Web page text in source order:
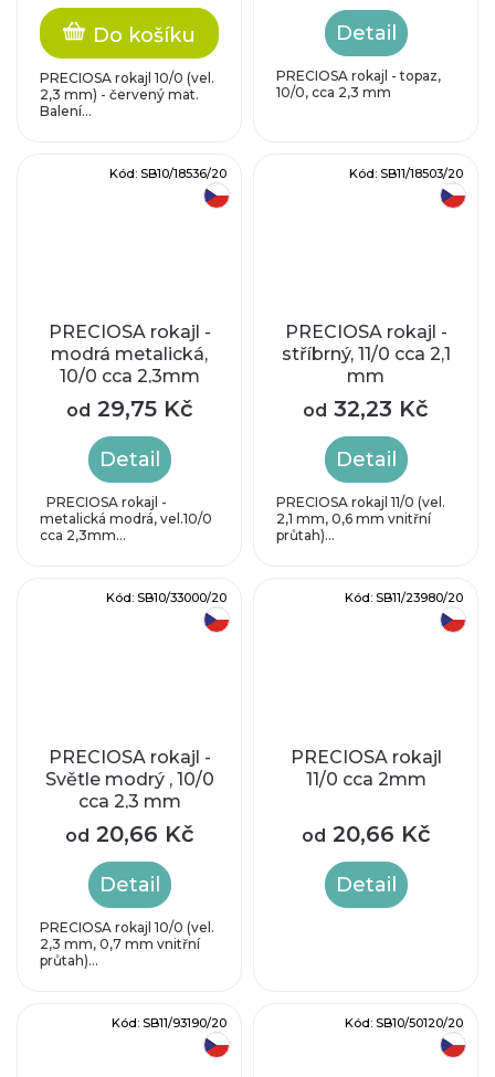
Do košíku
PRECIOSA rokajl 10/0 (vel.
2,3 mm) - červený mat.
Balení...
Detail
PRECIOSA rokajl - topaz,
10/0, cca 2,3 mm
PRECIOSA rokajl -
modrá metalická,
10/0 cca 2,3mm
od 29,75 Kč
Detail
PRECIOSA rokajl -
metalická modrá, vel.10/0
cca 2,3mm...
Kód: SB10/18536/20
PRECIOSA rokajl -
stříbrný, 11/0 cca 2,1
mm
od 32,23 Kč
Detail
PRECIOSA rokajl 11/0 (vel.
2,1 mm, 0,6 mm vnitřní
průtah)...
Kód: SB11/18503/20
PRECIOSA rokajl -
Světle modrý , 10/0
cca 2,3 mm
od 20,66 Kč
Detail
PRECIOSA rokajl 10/0 (vel.
2,3 mm, 0,7 mm vnitřní
průtah)...
Kód: SB10/33000/20
PRECIOSA rokajl
11/0 cca 2mm
od 20,66 Kč
Detail
Kód: SB11/23980/20
Kód: SB11/93190/20 Kód: SB10/50120/20